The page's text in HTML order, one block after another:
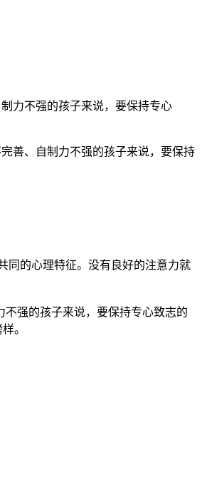
力不强的孩子来说，要保持专心
善、自制力不强的孩子来说，要保持
同的心理特征。没有良好的注意力就
强的孩子来说，要保持专心致志的
。